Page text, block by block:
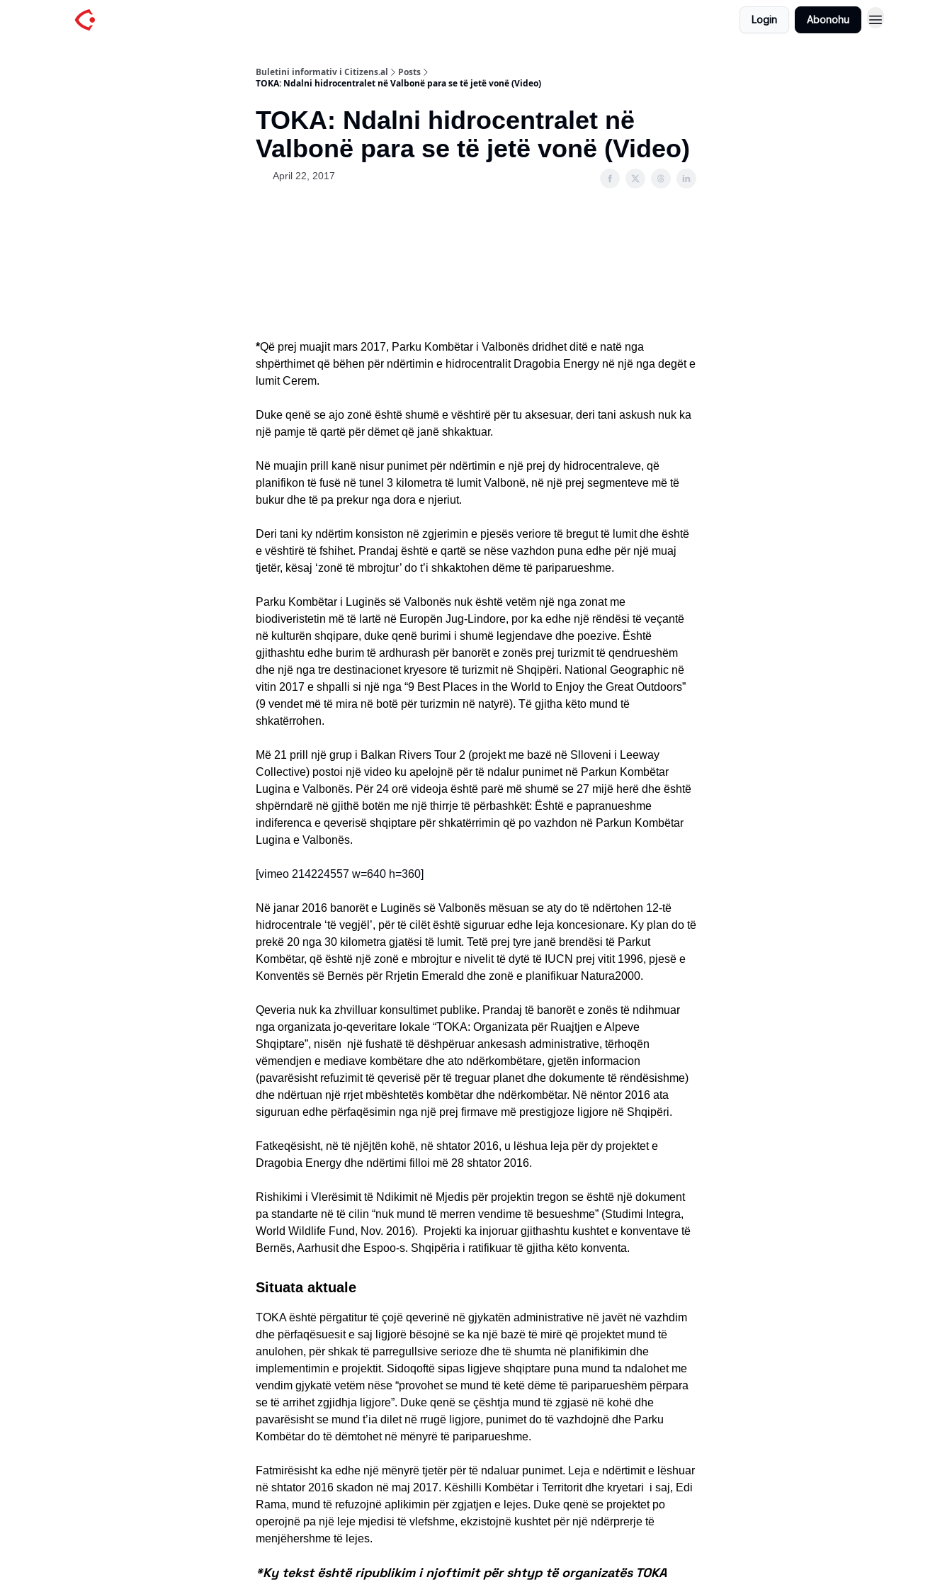
Login Abonohu
Buletini informativ i Citizens.al
Posts
TOKA: Ndalni hidrocentralet në Valbonë para se të jetë vonë (Video)
TOKA: Ndalni hidrocentralet në
Valbonë para se të jetë vonë (Video)
April 22, 2017
*Që prej muajit mars 2017, Parku Kombëtar i Valbonës dridhet ditë e natë nga
shpërthimet që bëhen për ndërtimin e hidrocentralit Dragobia Energy në një nga degët e
lumit Cerem.
Duke qenë se ajo zonë është shumë e vështirë për tu aksesuar, deri tani askush nuk ka
një pamje të qartë për dëmet që janë shkaktuar.
Në muajin prill kanë nisur punimet për ndërtimin e një prej dy hidrocentraleve, që
planifikon të fusë në tunel 3 kilometra të lumit Valbonë, në një prej segmenteve më të
bukur dhe të pa prekur nga dora e njeriut.
Deri tani ky ndërtim konsiston në zgjerimin e pjesës veriore të bregut të lumit dhe është
e vështirë të fshihet. Prandaj është e qartë se nëse vazhdon puna edhe për një muaj
tjetër, kësaj ‘zonë të mbrojtur’ do t’i shkaktohen dëme të pariparueshme.
Parku Kombëtar i Luginës së Valbonës nuk është vetëm një nga zonat me
biodiveristetin më të lartë në Europën Jug-Lindore, por ka edhe një rëndësi të veçantë
në kulturën shqipare, duke qenë burimi i shumë legjendave dhe poezive. Është
gjithashtu edhe burim të ardhurash për banorët e zonës prej turizmit të qendrueshëm
dhe një nga tre destinacionet kryesore të turizmit në Shqipëri. National Geographic në
vitin 2017 e shpalli si një nga “9 Best Places in the World to Enjoy the Great Outdoors”
(9 vendet më të mira në botë për turizmin në natyrë). Të gjitha këto mund të
shkatërrohen.
Më 21 prill një grup i Balkan Rivers Tour 2 (projekt me bazë në Slloveni i Leeway
Collective) postoi një video ku apelojnë për të ndalur punimet në Parkun Kombëtar
Lugina e Valbonës. Për 24 orë videoja është parë më shumë se 27 mijë herë dhe është
shpërndarë në gjithë botën me një thirrje të përbashkët: Është e papranueshme
indiferenca e qeverisë shqiptare për shkatërrimin që po vazhdon në Parkun Kombëtar
Lugina e Valbonës.
[vimeo 214224557 w=640 h=360]
Në janar 2016 banorët e Luginës së Valbonës mësuan se aty do të ndërtohen 12-të
hidrocentrale ‘të vegjël’, për të cilët është siguruar edhe leja koncesionare. Ky plan do të
prekë 20 nga 30 kilometra gjatësi të lumit. Tetë prej tyre janë brendësi të Parkut
Kombëtar, që është një zonë e mbrojtur e nivelit të dytë të IUCN prej vitit 1996, pjesë e
Konventës së Bernës për Rrjetin Emerald dhe zonë e planifikuar Natura2000.
Qeveria nuk ka zhvilluar konsultimet publike. Prandaj të banorët e zonës të ndihmuar
nga organizata jo-qeveritare lokale “TOKA: Organizata për Ruajtjen e Alpeve
Shqiptare”, nisën një fushatë të dëshpëruar ankesash administrative, tërhoqën
vëmendjen e mediave kombëtare dhe ato ndërkombëtare, gjetën informacion
(pavarësisht refuzimit të qeverisë për të treguar planet dhe dokumente të rëndësishme)
dhe ndërtuan një rrjet mbështetës kombëtar dhe ndërkombëtar. Në nëntor 2016 ata
siguruan edhe përfaqësimin nga një prej firmave më prestigjoze ligjore në Shqipëri.
Fatkeqësisht, në të njëjtën kohë, në shtator 2016, u lëshua leja për dy projektet e
Dragobia Energy dhe ndërtimi filloi më 28 shtator 2016.
Rishikimi i Vlerësimit të Ndikimit në Mjedis për projektin tregon se është një dokument
pa standarte në të cilin “nuk mund të merren vendime të besueshme” (Studimi Integra,
World Wildlife Fund, Nov. 2016). Projekti ka injoruar gjithashtu kushtet e konventave të
Bernës, Aarhusit dhe Espoo-s. Shqipëria i ratifikuar të gjitha këto konventa.
Situata aktuale
TOKA është përgatitur të çojë qeverinë në gjykatën administrative në javët në vazhdim
dhe përfaqësuesit e saj ligjorë bësojnë se ka një bazë të mirë që projektet mund të
anulohen, për shkak të parregullsive serioze dhe të shumta në planifikimin dhe
implementimin e projektit. Sidoqoftë sipas ligjeve shqiptare puna mund ta ndalohet me
vendim gjykatë vetëm nëse “provohet se mund të ketë dëme të pariparueshëm përpara
se të arrihet zgjidhja ligjore”. Duke qenë se çështja mund të zgjasë në kohë dhe
pavarësisht se mund t’ia dilet në rrugë ligjore, punimet do të vazhdojnë dhe Parku
Kombëtar do të dëmtohet në mënyrë të pariparueshme.
Fatmirësisht ka edhe një mënyrë tjetër për të ndaluar punimet. Leja e ndërtimit e lëshuar
në shtator 2016 skadon në maj 2017. Këshilli Kombëtar i Territorit dhe kryetari i saj, Edi
Rama, mund të refuzojnë aplikimin për zgjatjen e lejes. Duke qenë se projektet po
operojnë pa një leje mjedisi të vlefshme, ekzistojnë kushtet për një ndërprerje të
menjëhershme të lejes.
*Ky tekst është ripublikim i njoftimit për shtyp të organizatës TOKA